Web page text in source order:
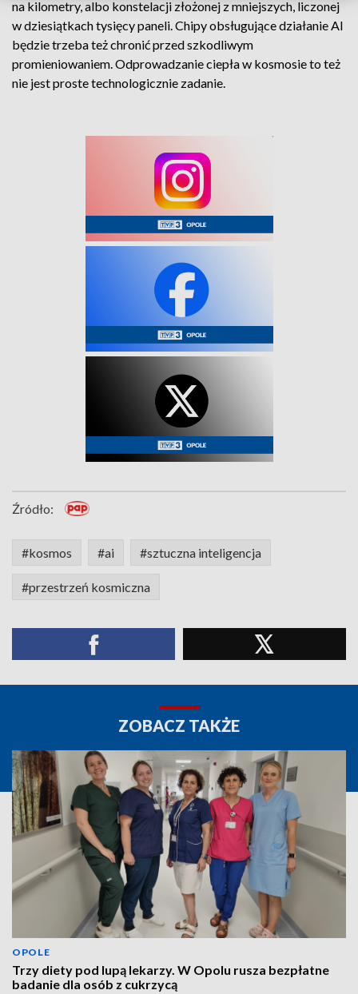
na kilometry, albo konstelacji złożonej z mniejszych, liczonej
w dziesiątkach tysięcy paneli. Chipy obsługujące działanie AI
będzie trzeba też chronić przed szkodliwym
promieniowaniem. Odprowadzanie ciepła w kosmosie to też
nie jest proste technologicznie zadanie.
Źródło:
#kosmos #ai #sztuczna inteligencja
#przestrzeń kosmiczna
ZOBACZ TAKŻE
OPOLE
Trzy diety pod lupą lekarzy. W Opolu rusza bezpłatne
badanie dla osób z cukrzycą